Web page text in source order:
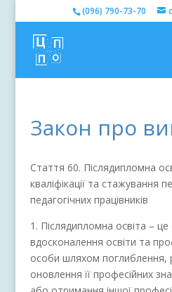
(096) 790-73-70
Закон про
Стаття 60. Післядипломна
кваліфікації та стажування
педагогічних працівників
1. Післядипломна освіта – це
вдосконалення освіти та
особи шляхом поглиблення,
оновлення її професійних